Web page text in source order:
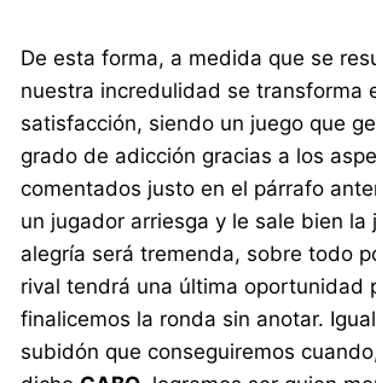
De esta forma, a medida que se
nuestra incredulidad se transforma
satisfacción, siendo un juego que
grado de adicción gracias a los
comentados justo en el párrafo
un jugador arriesga y le sale bien la
alegría será tremenda, sobre todo
rival tendrá una última oportunidad
finalicemos la ronda sin anotar.
subidón que conseguiremos